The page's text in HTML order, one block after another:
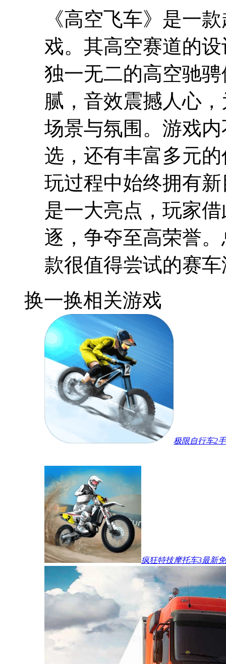
《高空飞车》是一
戏。其高空赛道的
独一无二的高空驰
腻，音效震撼人心
场景与氛围。游戏
选，还有丰富多元
玩过程中始终拥有
是一大亮点，玩家
逐，争夺至高荣誉
款很值得尝试的赛
换一换相关游戏
极限自行车2
疯狂特技摩托车3最新